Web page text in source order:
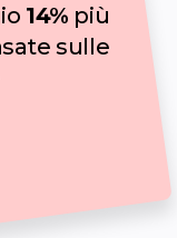
14% più
sulle